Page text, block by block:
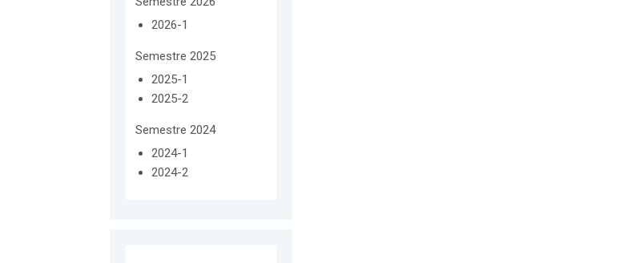
2026-1
Semestre 2025
2025-1
2025-2
Semestre 2024
2024-1
2024-2